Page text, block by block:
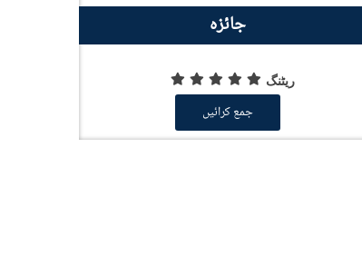
جائزہ
ریٹنگ
جمع کرائیں